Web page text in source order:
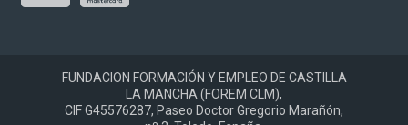
FUNDACION FORMACIÓN Y EMPLEO DE CASTILLA
LA MANCHA (FOREM CLM),
CIF G45576287, Paseo Doctor Gregorio Marañón,